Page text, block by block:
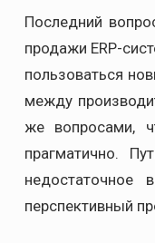
Последний
продажи ERP-
пользоваться
между
же вопросами,
прагматично.
перспективный